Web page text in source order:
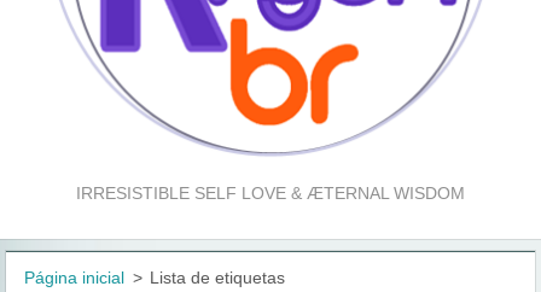
IRRESISTIBLE SELF LOVE & ÆTERNAL WISDOM
Página inicial > Lista de etiquetas